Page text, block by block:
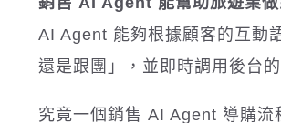
AI Agent 能夠根據顧客的互動
還是跟團」，並即時調用後台
究竟一個銷售 AI Agent 導購流